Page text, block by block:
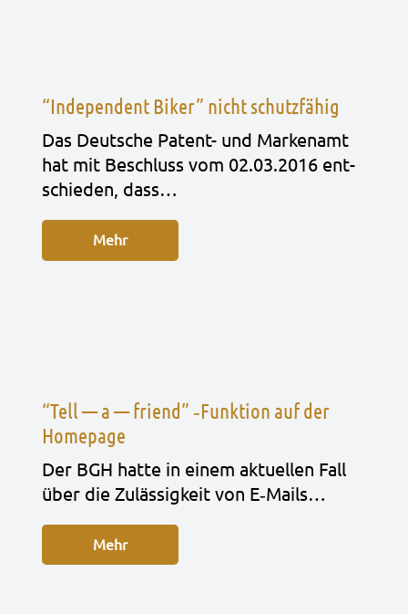
“Independent Biker” nicht schutzfähig
Das Deut­sche Patent- und Mar­ken­amt
hat mit Beschluss vom 02.03.2016 ent­
schie­den, dass…
Mehr
“Tell — a — friend” ‑Funktion auf der
Homepage
Der BGH hatte in einem aktu­el­len Fall
über die Zuläs­sig­keit von E‑Mails…
Mehr